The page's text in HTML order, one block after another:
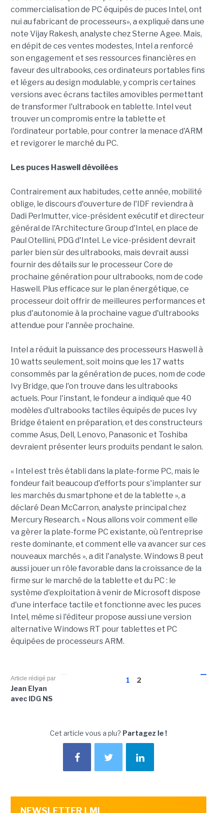
commercialisation de PC équipés de puces Intel, ont
nui au fabricant de processeurs», a expliqué dans une
note Vijay Rakesh, analyste chez Sterne Agee. Mais,
en dépit de ces ventes modestes, Intel a renforcé
son engagement et ses ressources financières en
faveur des ultrabooks, ces ordinateurs portables fins
et légers au design modulable, y compris certaines
versions avec écrans tactiles amovibles permettant
de transformer l'ultrabook en tablette. Intel veut
trouver un compromis entre la tablette et
l'ordinateur portable, pour contrer la menace d'ARM
et revigorer le marché du PC.
Les puces Haswell dévoilées
Contrairement aux habitudes, cette année, mobilité
oblige, le discours d'ouverture de l'IDF reviendra à
Dadi Perlmutter, vice-président exécutif et directeur
général de l'Architecture Group d'Intel, en place de
Paul Otellini, PDG d'Intel. Le vice-président devrait
parler bien sûr des ultrabooks, mais devrait aussi
fournir des détails sur le processeur Core de
prochaine génération pour ultrabooks, nom de code
Haswell. Plus efficace sur le plan énergétique, ce
processeur doit offrir de meilleures performances et
plus d'autonomie à la prochaine vague d'ultrabooks
attendue pour l'année prochaine.
Intel a réduit la puissance des processeurs Haswell à
10 watts seulement, soit moins que les 17 watts
consommés par la génération de puces, nom de code
Ivy Bridge, que l'on trouve dans les ultrabooks
actuels. Pour l'instant, le fondeur a indiqué que 40
modèles d'ultrabooks tactiles équipés de puces Ivy
Bridge étaient en préparation, et des constructeurs
comme Asus, Dell, Lenovo, Panasonic et Toshiba
devraient présenter leurs produits pendant le salon.
« Intel est très établi dans la plate-forme PC, mais le
fondeur fait beaucoup d'efforts pour s'implanter sur
les marchés du smartphone et de la tablette », a
déclaré Dean McCarron, analyste principal chez
Mercury Research. « Nous allons voir comment elle
va gèrer la plate-forme PC existante, où l'entreprise
reste dominante, et comment elle va avancer sur ces
nouveaux marchés », a dit l'analyste. Windows 8 peut
aussi jouer un rôle favorable dans la croissance de la
firme sur le marché de la tablette et du PC : le
système d'exploitation à venir de Microsoft dispose
d'une interface tactile et fonctionne avec les puces
Intel, même si l'éditeur propose aussi une version
alternative Windows RT pour tablettes et PC
équipées de processeurs ARM.
1 2
Article rédigé par
Jean Elyan
avec IDG NS
Cet article vous a plu? Partagez le !